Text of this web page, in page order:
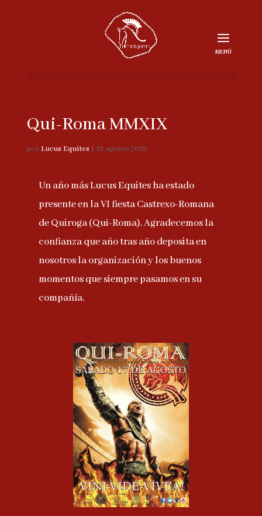
Qui-Roma MMXIX
porLucus Equites | 15 agosto 2019
Un año más Lucus Equites ha estado
presente en la VI fiesta Castrexo-Romana
de Quiroga (Qui-Roma). Agradecemos la
confianza que año tras año deposita en
nosotros la organización y los buenos
momentos que siempre pasamos en su
compañía.